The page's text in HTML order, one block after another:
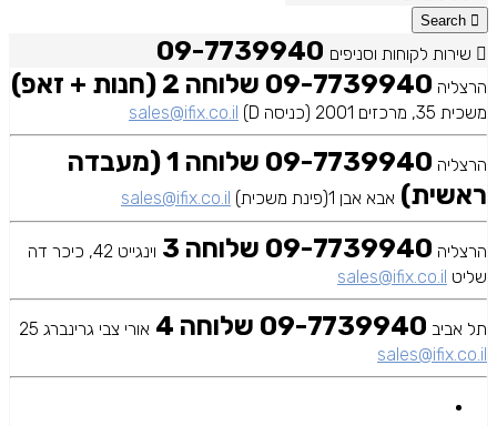
Search
שירות לקוחות וסניפים
הרצליה 09-7739940 שלוחה 2 (חנות + זאפ)
משכית 35, מרכזים 2001 (כניסה D) sales@ifix.co.il
הרצליה
09-7739940 שלוחה 1 (מעבדה
ראשית) אבא אבן 1(פינת משכית) sales@ifix.co.il
הרצליה 09-7739940 שלוחה 3
וינגייט 42, כיכר דה
שליט sales@ifix.co.il
תל אביב 09-7739940 שלוחה 4
אורי צבי גרינברג 25
sales@ifix.co.il